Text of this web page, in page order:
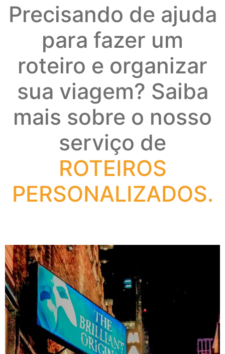
Precisando de ajuda
para fazer um
roteiro e organizar
sua viagem? Saiba
mais sobre o nosso
serviço de
ROTEIROS
PERSONALIZADOS.